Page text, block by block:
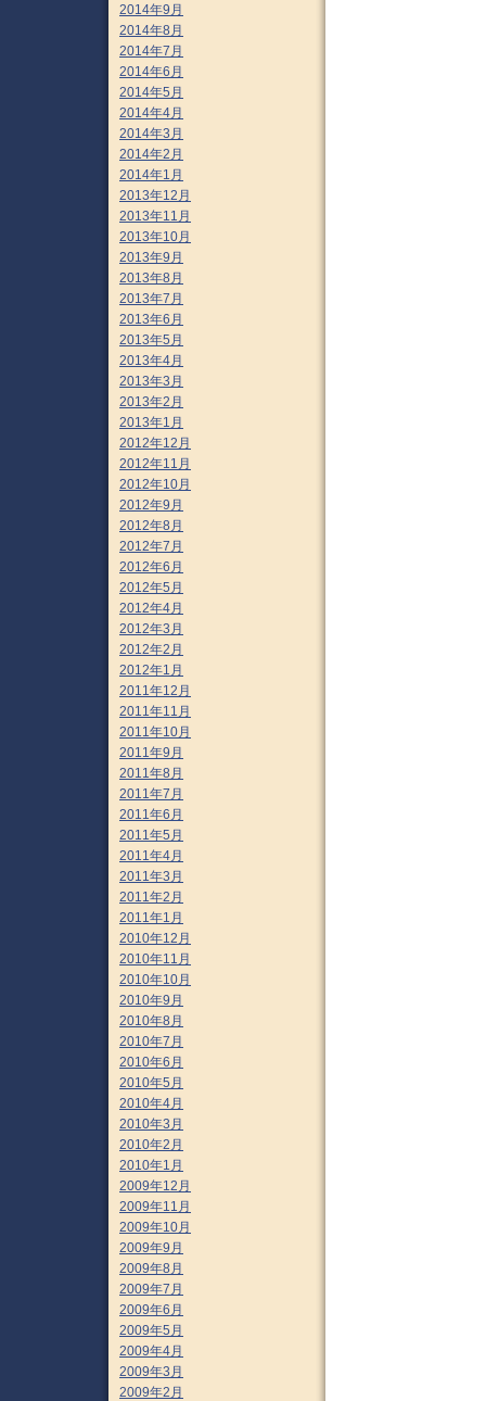
2014年9月
2014年8月
2014年7月
2014年6月
2014年5月
2014年4月
2014年3月
2014年2月
2014年1月
2013年12月
2013年11月
2013年10月
2013年9月
2013年8月
2013年7月
2013年6月
2013年5月
2013年4月
2013年3月
2013年2月
2013年1月
2012年12月
2012年11月
2012年10月
2012年9月
2012年8月
2012年7月
2012年6月
2012年5月
2012年4月
2012年3月
2012年2月
2012年1月
2011年12月
2011年11月
2011年10月
2011年9月
2011年8月
2011年7月
2011年6月
2011年5月
2011年4月
2011年3月
2011年2月
2011年1月
2010年12月
2010年11月
2010年10月
2010年9月
2010年8月
2010年7月
2010年6月
2010年5月
2010年4月
2010年3月
2010年2月
2010年1月
2009年12月
2009年11月
2009年10月
2009年9月
2009年8月
2009年7月
2009年6月
2009年5月
2009年4月
2009年3月
2009年2月